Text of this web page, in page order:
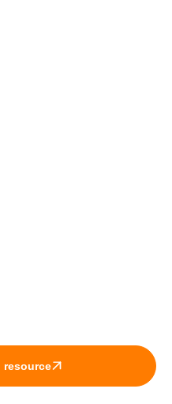
resource